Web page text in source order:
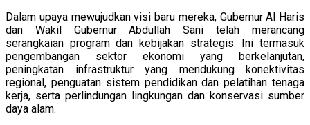
Dalam upaya mewujudkan visi baru mereka, Gubernur Al Haris
dan Wakil Gubernur Abdullah Sani telah merancang
serangkaian program dan kebijakan strategis. Ini termasuk
pengembangan sektor ekonomi yang berkelanjutan,
peningkatan infrastruktur yang mendukung konektivitas
regional, penguatan sistem pendidikan dan pelatihan tenaga
kerja, serta perlindungan lingkungan dan konservasi sumber
daya alam.